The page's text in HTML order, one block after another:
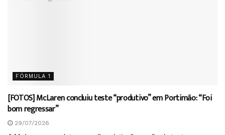
FÓRMULA 1
[FOTOS] McLaren concluiu teste “produtivo” em Portimão: “Foi
bom regressar”
29/07/2026